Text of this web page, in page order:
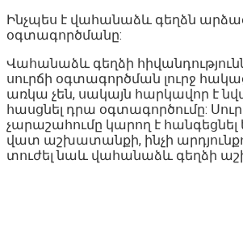
Ինչպես է վահանաձև գեղձն
օգտագործմանը:
Վահանաձև գեղձի
սուրճի օգտագործման լուրջ
առկա չեն, սակայն հարկավոր է
հասցնել դրա օգտագործումը:
չարաշահումը կարող է հանգեցնել
վատ աշխատանքի, ինչի
տուժել նաև վահանաձև գեղձի